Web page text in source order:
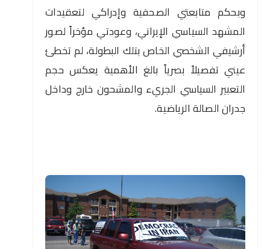
وبحكم متابعتي الصحفية وإدراكي لتعقيدات
المشهد السياسي الإيراني، وعودتي مؤخراً لصور
أرشيفي الشخصي الخاص بتلك البطولة، لم تخطئ
عيني تفصيلاً بصرياً بالغ الأهمية يعكس حجم
التعبير السياسي الجريء والمشحون خارج وداخل
جدران الصالة الرياضية.